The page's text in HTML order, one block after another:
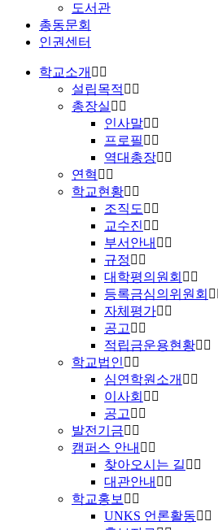
도서관
총동문회
인권센터
학교소개
설립목적
총장실
인사말
프로필
역대총장
연혁
학교현황
조직도
교수진
부서안내
규정
대학평의원회
등록금심의위원회
자체평가
공고
적립금운용현황
학교법인
심연학원소개
이사회
공고
발전기금
캠퍼스 안내
찾아오시는 길
대관안내
학교홍보
UNKS 언론활동